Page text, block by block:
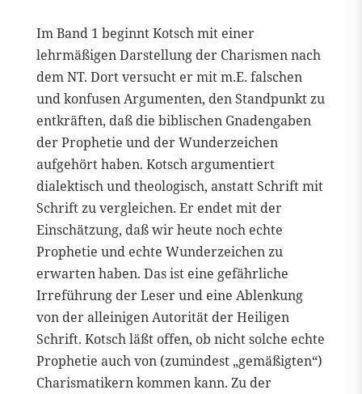
Im Band 1 beginnt Kotsch mit einer
lehrmäßigen Darstellung der Charismen nach
dem NT. Dort versucht er mit m.E. falschen
und konfusen Argumenten, den Standpunkt zu
entkräften, daß die biblischen Gnadengaben
der Prophetie und der Wunderzeichen
aufgehört haben. Kotsch argumentiert
dialektisch und theologisch, anstatt Schrift mit
Schrift zu vergleichen. Er endet mit der
Einschätzung, daß wir heute noch echte
Prophetie und echte Wunderzeichen zu
erwarten haben. Das ist eine gefährliche
Irreführung der Leser und eine Ablenkung
von der alleinigen Autorität der Heiligen
Schrift. Kotsch läßt offen, ob nicht solche echte
Prophetie auch von (zumindest „gemäßigten“)
Charismatikern kommen kann. Zu der